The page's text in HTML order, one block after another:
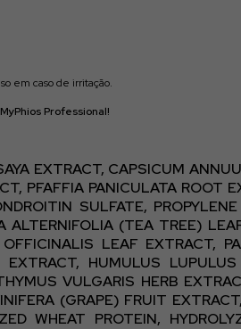
em caso de irritação.
Professional!
EXTRACT, CAPSICUM
PFAFFIA PANICULATA ROOT
SULFATE,
ALTERNIFOLIA (TEA TREE)
LEAF EXTRACT,
HUMULUS
VULGARIS HERB
(GRAPE) FRUIT
WHEAT PROTEIN,